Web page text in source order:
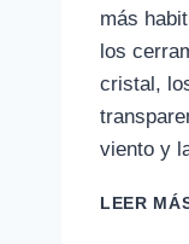
más
los
cristal,
viento y
LEER